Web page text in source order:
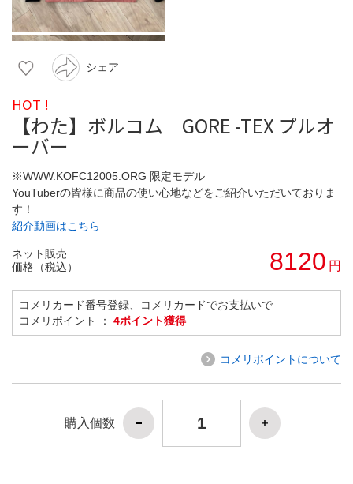
シェア
HOT !
【わた】ボルコム GORE -TEX プルオ
ーバー
※WWW.KOFC12005.ORG 限定モデル
YouTuberの皆様に商品の使い心地などをご紹介いただいておりま
す！
紹介動画はこちら
ネット販売
価格（税込）
8120 円
コメリカード番号登録、コメリカードでお支払いで
コメリポイント ： 4ポイント獲得
コメリポイントについて
購入個数